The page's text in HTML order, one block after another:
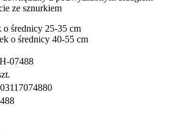
ze sznurkiem
o średnicy 25-35 cm
o średnicy 40-55 cm
07488